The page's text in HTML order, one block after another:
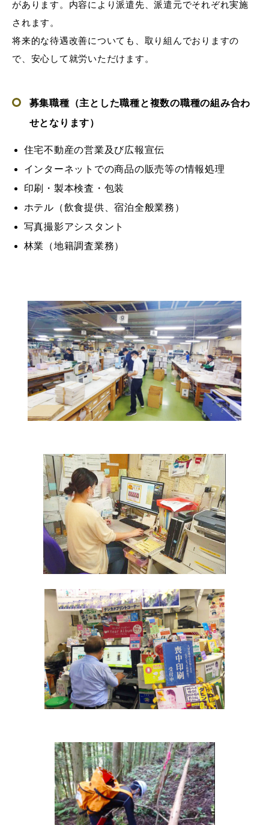
があります。内容により派遣先、派遣元でそれぞれ実施
されます。
将来的な待遇改善についても、取り組んでおりますの
で、安心して就労いただけます。
募集職種（主とした職種と複数の職種の組み合わ
せとなります）
住宅不動産の営業及び広報宣伝
インターネットでの商品の販売等の情報処理
印刷・製本検査・包装
ホテル（飲食提供、宿泊全般業務）
写真撮影アシスタント
林業（地籍調査業務）